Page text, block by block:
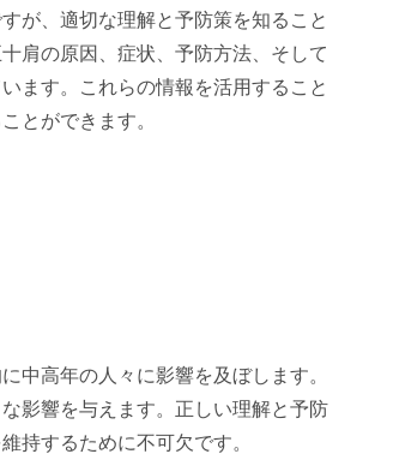
が、適切な理解と予防策を知ること
肩の原因、症状、予防方法、そして
ます。これらの情報を活用すること
とができます。
中高年の人々に影響を及ぼします。
影響を与えます。正しい理解と予防
持するために不可欠です。